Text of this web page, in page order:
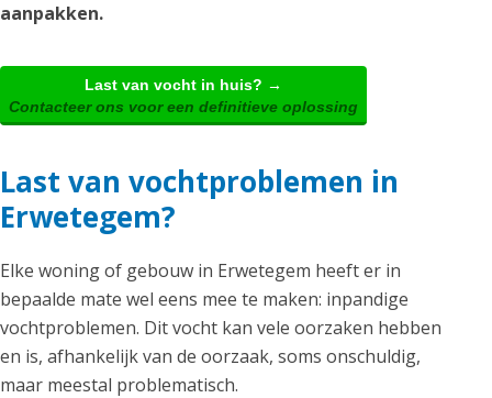
aanpakken.
Last van vocht in huis? →
Contacteer ons voor een definitieve oplossing
Last van vochtproblemen in
Erwetegem?
Elke woning of gebouw in Erwetegem heeft er in
bepaalde mate wel eens mee te maken: inpandige
vochtproblemen. Dit vocht kan vele oorzaken hebben
en is, afhankelijk van de oorzaak, soms onschuldig,
maar meestal problematisch.